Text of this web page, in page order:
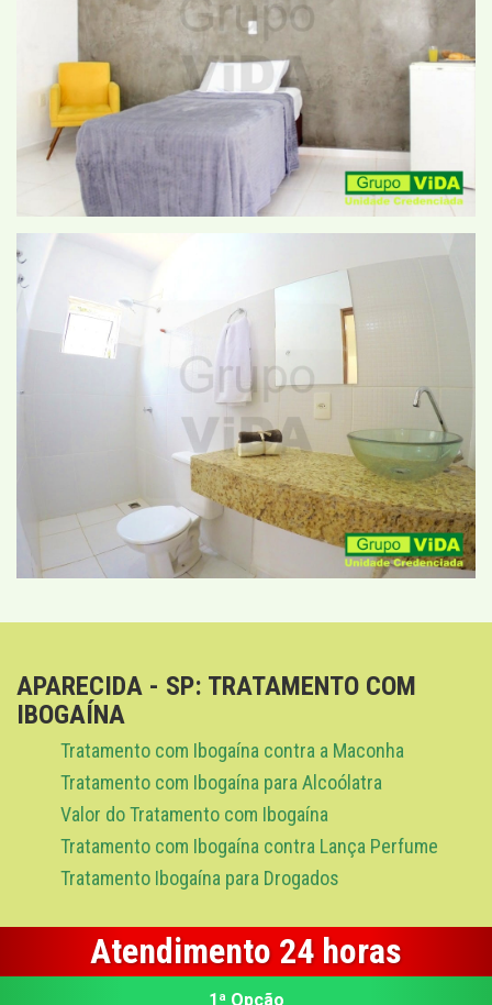
APARECIDA - SP: TRATAMENTO COM
IBOGAÍNA
Tratamento com Ibogaína contra a Maconha
Tratamento com Ibogaína para Alcoólatra
Valor do Tratamento com Ibogaína
Tratamento com Ibogaína contra Lança Perfume
Tratamento Ibogaína para Drogados
Atendimento 24 horas
1ª Opção